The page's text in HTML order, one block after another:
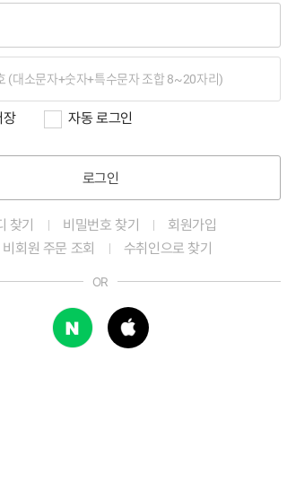
장 자동 로그인
로그인
찾기 비밀번호 찾기
회원가입
비회원 주문 조회
수취인으로 찾기
OR